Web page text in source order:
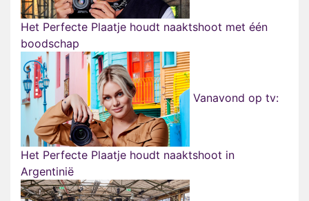
Het Perfecte Plaatje houdt naaktshoot met één
boodschap
Vanavond op tv:
Het Perfecte Plaatje houdt naaktshoot in
Argentinië